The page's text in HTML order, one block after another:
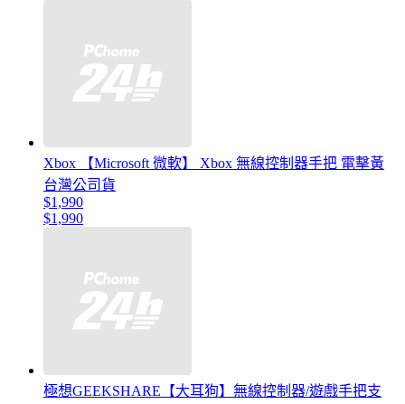
Xbox 【Microsoft 微軟】 Xbox 無線控制器手把 電擊黃
台灣公司貨
$1,990
$1,990
極想GEEKSHARE【大耳狗】無線控制器/遊戲手把支